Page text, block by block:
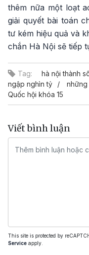
thêm nữa một loạt
giải quyết bài toán
tư kém hiệu quả và
chắn Hà Nội sẽ tiếp
Tag: hà nội thành
ngập nghìn tỷ
Quốc hội khóa 15
Viết bình luận
This site is protected by
Service apply.